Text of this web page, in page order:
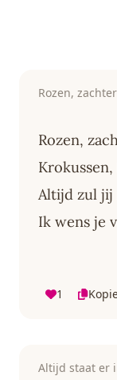
Rozen,
Rozen,
Altijd zul jij
Ik wens je
1
Altijd staat er